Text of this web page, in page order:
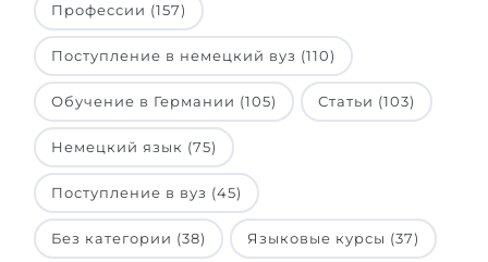
Профессии (157)
Поступление в немецкий вуз (110)
Обучение в Германии (105) Статьи (103)
Немецкий язык (75)
Поступление в вуз (45)
Без категории (38) Языковые курсы (37)